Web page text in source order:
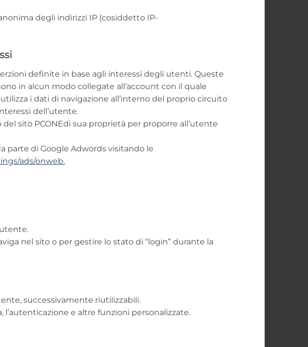
degli indirizzi IP (cosiddetto IP-
definite in base agli interessi degli utenti. Queste
in alcun modo collegate all’account con il quale
i dati di navigazione all’interno del proprio circuito
dell’utente.
sito PCONEdi sua proprietà per proporre all’utente
parte di Google Adwords visitando le
ads/onweb.
nel sito o per gestire lo stato di “login” durante la
successivamente riutilizzabili.
e altre funzioni personalizzate.